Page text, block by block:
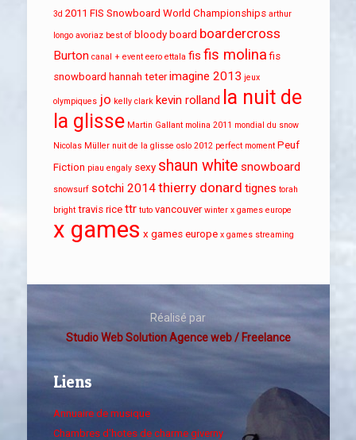
3d 2011 FIS Snowboard World Championships arthur
longo avoriaz best of bloody board boardercross
Burton canal + event eero ettala fis fis molina fis
snowboard hannah teter imagine 2013 jeux
olympiques jo kelly clark kevin rolland la nuit de
la glisse Martin Gallant molina 2011 mondial du snow
Nicolas Müller nuit de la glisse oslo 2012 perfect moment Peuf
Fiction piau engaly sexy shaun white snowboard
snowsurf sotchi 2014thierry donard tignes torah
bright travis rice ttr tuto vancouver winter x games europe
x games x games europe x games streaming
Réalisé par
Studio Web Solution Agence web / Freelance
Liens
Annuaire de musique
Chambres d'hotes de charme giverny